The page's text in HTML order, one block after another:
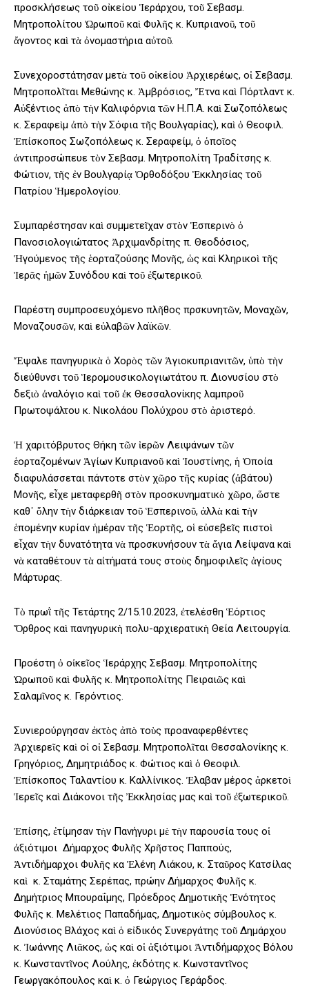
προσκλήσεως τοῦ οἰκείου Ἱεράρχου, τοῦ Σεβασμ.
Μητροπολίτου Ὠρωποῦ καὶ Φυλῆς κ. Κυπριανοῦ, τοῦ
ἄγοντος καὶ τὰ ὀνομαστήρια αὐτοῦ.
Συνεχοροστάτησαν μετὰ τοῦ οἰκείου Ἀρχιερέως, οἱ Σεβασμ.
Μητροπολῖται Μεθώνης κ. Ἀμβρόσιος, Ἔτνα καὶ Πόρτλαντ κ.
Αὐξέντιος ἀπὸ τὴν Καλιφόρνια τῶν Η.Π.Α. καὶ Σωζοπόλεως
κ. Σεραφεὶμ ἀπὸ τὴν Σόφια τῆς Βουλγαρίας), καὶ ὁ Θεοφιλ.
Ἐπίσκοπος Σωζοπόλεως κ. Σεραφείμ, ὁ ὁποῖος
ἀντιπροσώπευε τὸν Σεβασμ. Μητροπολίτη Τραδίτσης κ.
Φώτιον, τῆς ἐν Βουλγαρίᾳ Ὀρθοδόξου Ἐκκλησίας τοῦ
Πατρίου Ἡμερολογίου.
Συμπαρέστησαν καὶ συμμετεῖχαν στὸν Ἑσπερινὸ ὁ
Πανοσιολογιώτατος Ἀρχιμανδρίτης π. Θεοδόσιος,
Ἡγούμενος τῆς ἑορταζούσης Μονῆς, ὡς καὶ Κληρικοὶ τῆς
Ἱερᾶς ἡμῶν Συνόδου καὶ τοῦ ἐξωτερικοῦ.
Παρέστη συμπροσευχόμενο πλῆθος πρσκυνητῶν, Μοναχῶν,
Μοναζουσῶν, καὶ εὐλαβῶν λαϊκῶν.
Ἔψαλε πανηγυρικὰ ὁ Χορὸς τῶν Ἁγιοκυπριανιτῶν, ὑπὸ τὴν
διεύθυνσι τοῦ Ἱερομουσικολογιωτάτου π. Διονυσίου στὸ
δεξιὸ ἀναλόγιο καὶ τοῦ ἐκ Θεσσαλονίκης λαμπροῦ
Πρωτοψάλτου κ. Νικολάου Πολύχρου στὸ ἀριστερό.
Ἡ χαριτόβρυτος Θήκη τῶν ἱερῶν Λειψάνων τῶν
ἑορταζομένων Ἁγίων Κυπριανοῦ καὶ Ἰουστίνης, ἡ Ὁποία
διαφυλάσσεται πάντοτε στὸν χῶρο τῆς κυρίας (ἀβάτου)
Μονῆς, εἶχε μεταφερθῆ στὸν προσκυνηματικὸ χῶρο, ὥστε
καθ᾿ ὅλην τὴν διάρκειαν τοῦ Ἑσπερινοῦ, ἀλλὰ καὶ τὴν
ἑπομένην κυρίαν ἡμέραν τῆς Ἑορτῆς, οἱ εὐσεβεῖς πιστοὶ
εἶχαν τὴν δυνατότητα νὰ προσκυνήσουν τὰ ἅγια Λείψανα καὶ
νὰ καταθέτουν τὰ αἰτήματά τους στοὺς δημοφιλεῖς ἁγίους
Μάρτυρας.
Τὸ πρωῒ τῆς Τετάρτης 2/15.10.2023, ἐτελέσθη Ἑόρτιος
Ὄρθρος καὶ πανηγυρικὴ πολυ-αρχιερατικὴ Θεία Λειτουργία.
Προέστη ὁ οἰκεῖος Ἱεράρχης Σεβασμ. Μητροπολίτης
Ὠρωποῦ καὶ Φυλῆς κ. Μητροπολίτης Πειραιῶς καὶ
Σαλαμῖνος κ. Γερόντιος.
Συνιερούργησαν ἐκτὸς ἀπὸ τοὺς προαναφερθέντες
Ἀρχιερεῖς καὶ οἱ οἱ Σεβασμ. Μητροπολῖται Θεσσαλονίκης κ.
Γρηγόριος, Δημητριάδος κ. Φώτιος καὶ ὁ Θεοφιλ.
Ἐπίσκοπος Ταλαντίου κ. Καλλίνικος. Ἐλαβαν μέρος ἀρκετοὶ
Ἱερεῖς καὶ Διάκονοι τῆς Ἐκκλησίας μας καὶ τοῦ ἐξωτερικοῦ.
Ἐπίσης, ἐτίμησαν τὴν Πανήγυρι μὲ τὴν παρουσία τους οἱ
ἀξιότιμοι Δήμαρχος Φυλῆς Χρῆστος Παππούς,
Ἀντιδήμαρχοι Φυλῆς κα Ἑλένη Λιάκου, κ. Σταῦρος Κατσίλας
καὶ κ. Σταμάτης Σερέπας, πρώην Δήμαρχος Φυλῆς κ.
Δημήτριος Μπουραΐμης, Πρόεδρος Δημοτικῆς Ἑνότητος
Φυλῆς κ. Μελέτιος Παπαδήμας, Δημοτικὸς σύμβουλος κ.
Διονύσιος Βλάχος καὶ ὁ εἰδικός Συνεργάτης τοῦ Δημάρχου
κ. Ἰωάννης Λιᾶκος, ὡς καὶ οἱ ἀξιότιμοι Ἀντιδήμαρχος Βόλου
κ. Κωνσταντῖνος Λούλης, ἐκδότης κ. Κωνσταντῖνος
Γεωργακόπουλος καὶ κ. ὀ Γεώργιος Γεράρδος.